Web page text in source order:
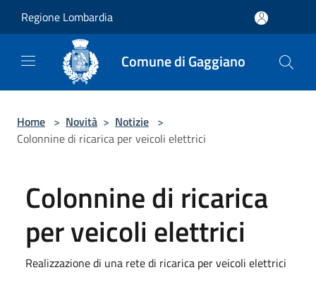
Regione Lombardia
Comune di Gaggiano
Home > Novità > Notizie >
Colonnine di ricarica per veicoli elettrici
Colonnine di ricarica
per veicoli elettrici
Realizzazione di una rete di ricarica per veicoli elettrici